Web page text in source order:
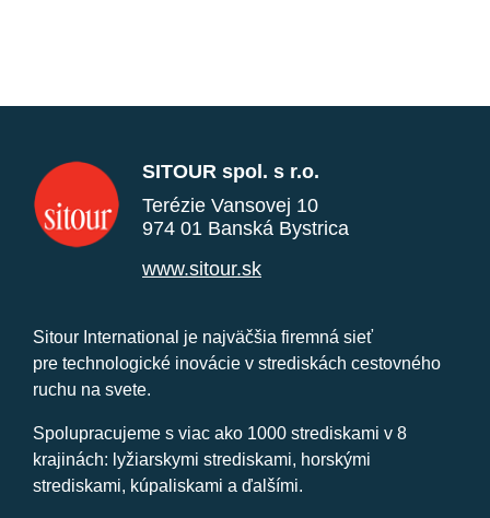
SITOUR spol. s r.o.
Terézie Vansovej 10
974 01 Banská Bystrica
www.sitour.sk
Sitour International je najväčšia firemná sieť
pre technologické inovácie v strediskách cestovného
ruchu na svete.
Spolupracujeme s viac ako 1000 strediskami v 8
krajinách: lyžiarskymi strediskami, horskými
strediskami, kúpaliskami a ďalšími.